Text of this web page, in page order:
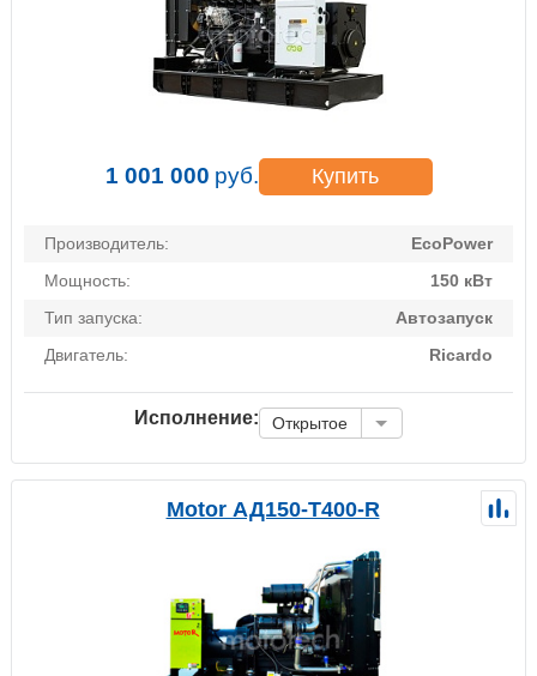
1 001 000 руб. Купить
Производитель:
EcoPower
Мощность:
150 кВт
Тип запуска:
Автозапуск
Двигатель:
Ricardo
Исполнение: Открытое
Motor АД150-Т400-R